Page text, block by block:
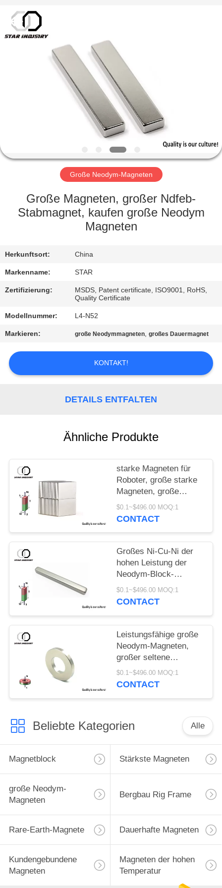
PRODUKTE
FABRIK-
AUSFLUG
QUALITÄTSKONTROLLE
SIE
MIT
UNS
VERBINDUNG
NACHRICHTEN
POLICY
Co.,LTD.
Rights
Reserved.
Große Neodym-Magneten
Große Magneten, großer Ndfeb-
Stabmagnet, kaufen große Neodym
Magneten
Herkunftsort: China
Markenname: STAR
Zertifizierung:
MSDS, Patent certificate, ISO9001, RoHS,
Quality Certificate
Modellnummer: L4-N52
Markieren: große Neodymmagneten,großes Dauermagnet
KONTAKT!
DETAILS ENTFALTEN
Ähnliche Produkte
starke Magneten für
Roboter, große starke
Magneten, große
Neodymmagneten für
Verkauf
$0.1~$496.00 MOQ:1
CONTACT
Großes Ni-Cu-Ni der
hohen Leistung der
Neodym-Block-
Magnet-50x5x5mm
beschichtet
$0.1~$496.00 MOQ:1
CONTACT
Leistungsfähige große
Neodym-Magneten,
großer seltene
Erdmagnet-
Durchmesser 100mm
$0.1~$496.00 MOQ:1
CONTACT
Beliebte Kategorien Alle
Magnetblock Stärkste Magneten
große Neodym-
Magneten
Bergbau Rig Frame
Rare-Earth-Magnete Dauerhafte Magneten
Kundengebundene
Magneten
Magneten der hohen
Temperatur